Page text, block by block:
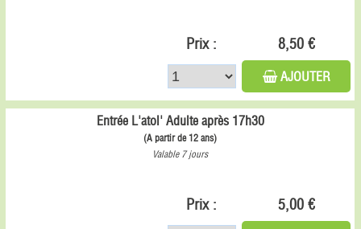
Prix : 8,50 €
AJOUTER
Entrée L'atol' Adulte après 17h30
(A partir de 12 ans)
Valable 7 jours
Prix : 5,00 €